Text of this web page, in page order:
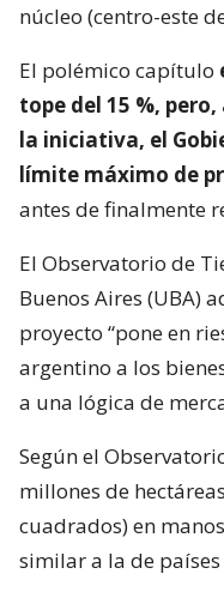
núcleo (centro-este
El polémico capítulo
tope del 15 %,
la iniciativa, el
límite máximo de
antes de finalmente
El Observatorio de
Buenos Aires (UBA)
proyecto “pone en
argentino a los
a una lógica de
Según el
millones de
cuadrados) en
similar a la de